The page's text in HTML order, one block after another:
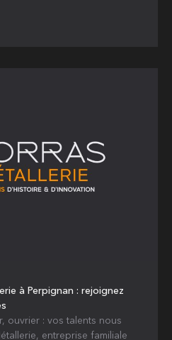
à Perpignan : rejoignez
ouvrier : vos talents nous
entreprise familiale